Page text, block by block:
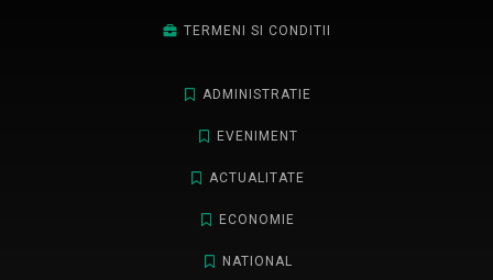
TERMENI SI CONDITII
ADMINISTRATIE
EVENIMENT
ACTUALITATE
ECONOMIE
NATIONAL